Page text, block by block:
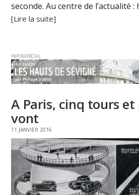
seconde. Au centre de l’actualité :
[Lire la suite]
INFOMERCIAL
A Paris, cinq tours et
vont
11 JANVIER 2016